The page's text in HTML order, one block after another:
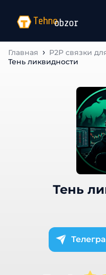
Главная
P2P связки
Тень ликвидности
Тень